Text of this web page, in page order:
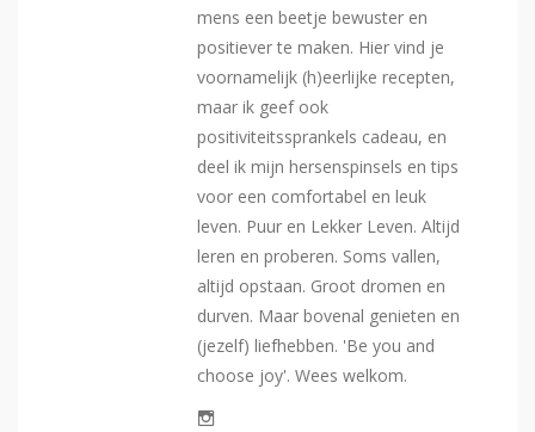
mens een beetje bewuster en
positiever te maken. Hier vind je
voornamelijk (h)eerlijke recepten,
maar ik geef ook
positiviteitssprankels cadeau, en
deel ik mijn hersenspinsels en tips
voor een comfortabel en leuk
leven. Puur en Lekker Leven. Altijd
leren en proberen. Soms vallen,
altijd opstaan. Groot dromen en
durven. Maar bovenal genieten en
(jezelf) liefhebben. 'Be you and
choose joy'. Wees welkom.